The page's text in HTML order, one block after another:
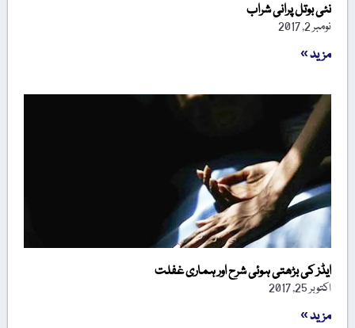
نئی بوتل پرانی شراب
نومبر 2, 2017
مزید »
ایڈز کی بڑھتی ہوئی شرح اور ہماری غفلت
اکتوبر 25, 2017
مزید »